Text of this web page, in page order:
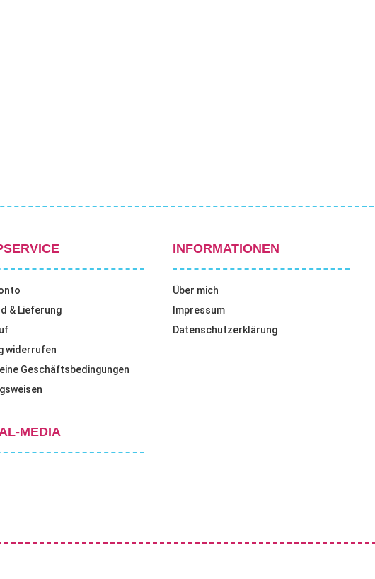
& Lieferung
widerrufen
Geschäftsbedingungen
MEDIA
INFORMATIONEN
Über mich
Impressum
Datenschutzerklärung